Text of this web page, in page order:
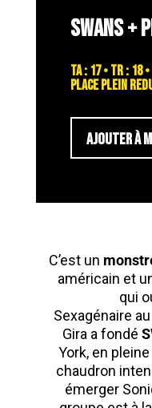
SWANS +
TA : 17 • TR : 18
place plein
AJOUTER À
C’est un
américain et
qui
Sexagénaire
Gira a fondé
York, en
chaudron
émerger